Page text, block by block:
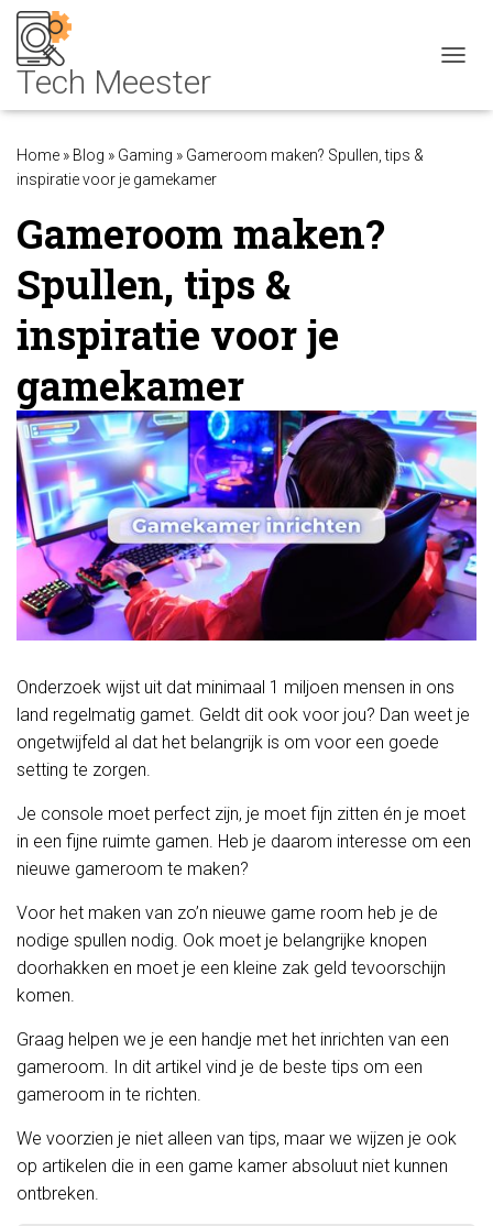
Home » Blog » Gaming » Gameroom maken? Spullen, tips &
inspiratie voor je gamekamer
Gameroom maken?
Spullen, tips &
inspiratie voor je
gamekamer
Onderzoek wijst uit dat minimaal 1 miljoen mensen in ons
land regelmatig gamet. Geldt dit ook voor jou? Dan weet je
ongetwijfeld al dat het belangrijk is om voor een goede
setting te zorgen.
Je console moet perfect zijn, je moet fijn zitten én je moet
in een fijne ruimte gamen. Heb je daarom interesse om een
nieuwe gameroom te maken?
Voor het maken van zo’n nieuwe game room heb je de
nodige spullen nodig. Ook moet je belangrijke knopen
doorhakken en moet je een kleine zak geld tevoorschijn
komen.
Graag helpen we je een handje met het inrichten van een
gameroom. In dit artikel vind je de beste tips om een
gameroom in te richten.
We voorzien je niet alleen van tips, maar we wijzen je ook
op artikelen die in een game kamer absoluut niet kunnen
ontbreken.